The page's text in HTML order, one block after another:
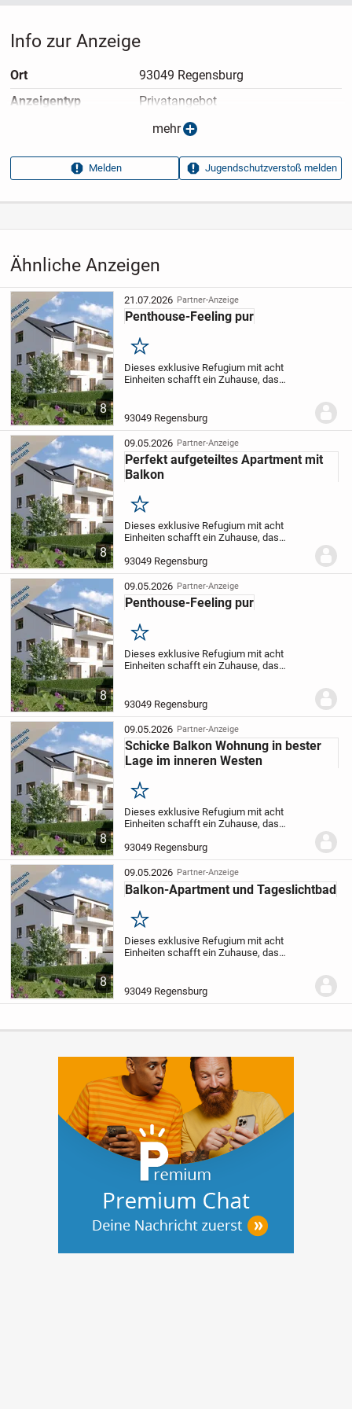
Ähnliche Anzeigen
8
21.07.2026 Partner-Anzeige
Penthouse-Feeling pur
Merken
Dieses exklusive Refugium mit acht
Einheiten schafft ein Zuhause, das
besticht durch zurückhaltende Moderne
und fügt sich...
93049 Regensburg
8
09.05.2026 Partner-Anzeige
Perfekt aufgeteiltes Apartment mit
Balkon
Merken
Dieses exklusive Refugium mit acht
Einheiten schafft ein Zuhause, das
angenehme Weise vereint. Die Architektur
besticht durch zurückhaltende Moderne
und fügt sich...
93049 Regensburg
8
09.05.2026 Partner-Anzeige
Penthouse-Feeling pur
Merken
Dieses exklusive Refugium mit acht
Einheiten schafft ein Zuhause, das
besticht durch zurückhaltende Moderne
und fügt sich...
93049 Regensburg
8
09.05.2026 Partner-Anzeige
Schicke Balkon Wohnung in bester
Lage im inneren Westen
Merken
Dieses exklusive Refugium mit acht
Einheiten schafft ein Zuhause, das
angenehme Weise vereint. Die Architektur
besticht durch zurückhaltende Moderne
und fügt sich...
93049 Regensburg
8
09.05.2026 Partner-Anzeige
Balkon-Apartment und Tageslichtbad
Merken
Dieses exklusive Refugium mit acht
Einheiten schafft ein Zuhause, das
besticht durch zurückhaltende Moderne
und fügt sich...
93049 Regensburg
Info zur Anzeige
Ort
93049 Regensburg
Anzeigen­typ
Privatangebot
09.05.2026
Aufrufe dieser
18
mehr
Melden Jugendschutzverstoß melden